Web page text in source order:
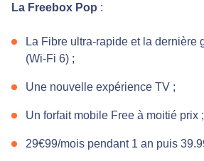
La Freebox Pop :
La Fibre ultra-rapide et la dernière
(Wi-Fi 6) ;
Une nouvelle expérience TV ;
Un forfait mobile Free à moitié prix ;
29€99/mois pendant 1 an puis